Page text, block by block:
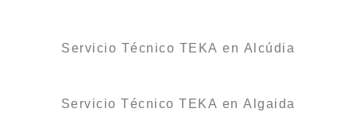
Servicio Técnico TEKA en Alcúdia
Servicio Técnico TEKA en Algaida